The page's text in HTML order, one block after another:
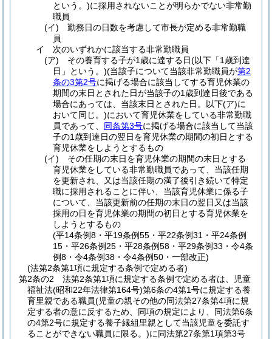
という。)に採用されないことが明らかでない非常勤
職員
(イ)
勤務日の日数を考慮して市長が定める非常勤職
員
イ
次のいずれかに該当する非常勤職員
(ア)
その養育する子が1歳に達する日(以下「1歳到達
日」という。)(当該子について当該非常勤職員が第2
条の3第2号に掲げる場合に該当してする育児休業の
期間の末日とされた日が当該子の1歳到達日後である
場合にあっては、当該末日とされた日。以下(ア)に
おいて同じ。)において育児休業をしている非常勤職
員であって、 同条第3号に掲げる場合に該当して当該
子の1歳到達日の翌日を育児休業の期間の初日とする
育児休業をしようとするもの
(イ)
その任期の末日を育児休業の期間の末日とする
育児休業をしている非常勤職員であって、当該任期
を更新され、又は当該任期の満了後引き続いて特定
職に採用されることに伴い、当該育児休業に係る子
について、当該更新前の任期の末日の翌日又は当該
採用の日を育児休業の期間の初日とする育児休業を
しようとするもの
(平14条例8・平19条例55・平22条例31・平24条例
15・平26条例25・平28条例58・平29条例33・令4条
例8・令4条例38・令4条例50・一部改正)
(法第2条第1項に規定する条例で定める者)
第2条の2
法第2条第1項に規定する条例で定める者は、児童
福祉法(昭和22年法律第164号)第6条の4第1号に規定する養
育里親である職員(児童の親その他の同法第27条第4項に規
定する者の意に反するため、同項の規定により、同法第6条
の4第2号に規定する養子縁組里親として当該児童を委託す
ることができない職員に限る。)に同法第27条第1項第3号